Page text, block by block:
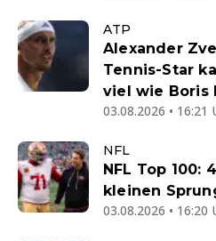
ATP
Alexander
Tennis-Star
viel wie Boris
03.08.2026 • 16:21
NFL
NFL Top 100:
kleinen
03.08.2026 • 16:20